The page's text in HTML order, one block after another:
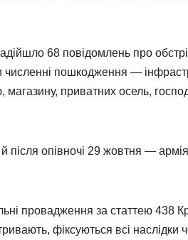
68 повідомлень про
численні пошкодження —
магазину, приватних осель,
після опівночі 29 жовтня —
провадження за статтею 438
фіксуються всі